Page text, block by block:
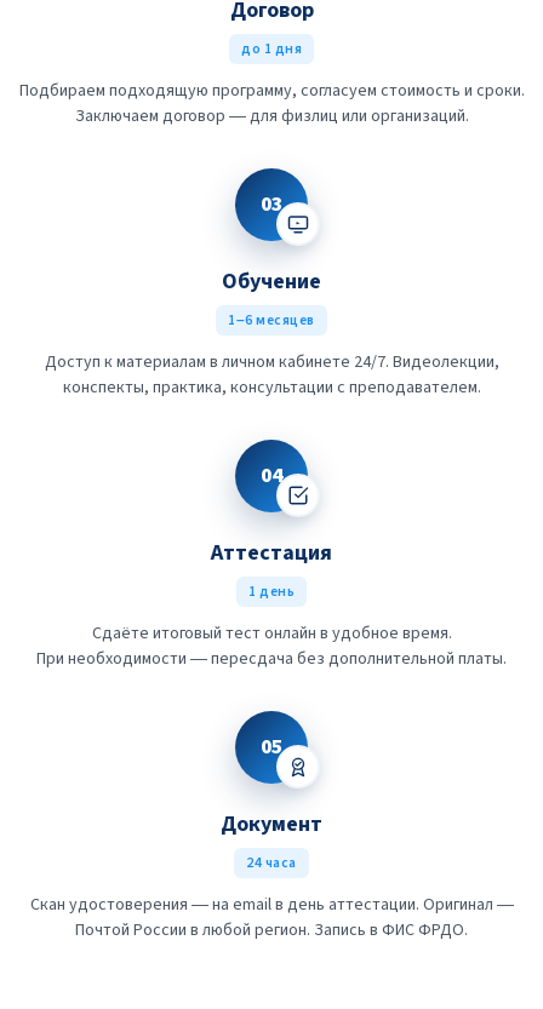
Договор
до 1 дня
Подбираем подходящую программу, согласуем стоимость и сроки.
Заключаем договор — для физлиц или организаций.
03
Обучение
1–6 месяцев
Доступ к материалам в личном кабинете 24/7. Видеолекции,
конспекты, практика, консультации с преподавателем.
04
Аттестация
1 день
Сдаёте итоговый тест онлайн в удобное время.
При необходимости — пересдача без дополнительной платы.
05
Документ
24 часа
Скан удостоверения — на email в день аттестации. Оригинал —
Почтой России в любой регион. Запись в ФИС ФРДО.